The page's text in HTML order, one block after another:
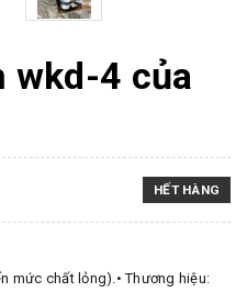
wkd-4 của
HẾT HÀNG
mức chất lỏng).• Thương hiệu: